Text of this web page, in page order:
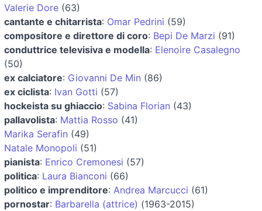
Valerie Dore (63)
cantante e chitarrista: Omar Pedrini (59)
compositore e direttore di coro: Bepi De Marzi (91)
conduttrice televisiva e modella: Elenoire Casalegno
(50)
ex calciatore: Giovanni De Min (86)
ex ciclista: Ivan Gotti (57)
hockeista su ghiaccio: Sabina Florian (43)
pallavolista: Mattia Rosso (41)
Marika Serafin (49)
Natale Monopoli (51)
pianista: Enrico Cremonesi (57)
politica: Laura Bianconi (66)
politico e imprenditore: Andrea Marcucci (61)
pornostar: Barbarella (attrice) (1963-2015)